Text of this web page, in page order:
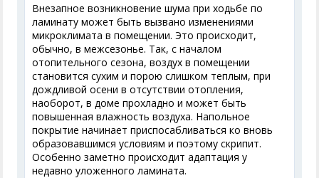
Внезапное возникновение шума при ходьбе по
ламинату может быть вызвано изменениями
микроклимата в помещении. Это происходит,
обычно, в межсезонье. Так, с началом
отопительного сезона, воздух в помещении
становится сухим и порою слишком теплым, при
дождливой осени в отсутствии отопления,
наоборот, в доме прохладно и может быть
повышенная влажность воздуха. Напольное
покрытие начинает приспосабливаться ко вновь
образовавшимся условиям и поэтому скрипит.
Особенно заметно происходит адаптация у
недавно уложенного ламината.